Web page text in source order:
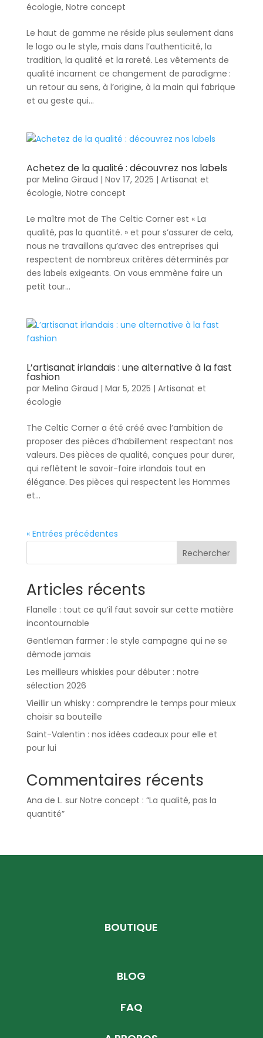
écologie, Notre concept
Le haut de gamme ne réside plus seulement dans
le logo ou le style, mais dans l’authenticité, la
tradition, la qualité et la rareté. Les vêtements de
qualité incarnent ce changement de paradigme :
un retour au sens, à l’origine, à la main qui fabrique
et au geste qui...
Achetez de la qualité : découvrez nos labels
par Melina Giraud | Nov 17, 2025 | Artisanat et
écologie, Notre concept
Le maître mot de The Celtic Corner est « La
qualité, pas la quantité. » et pour s’assurer de cela,
nous ne travaillons qu’avec des entreprises qui
respectent de nombreux critères déterminés par
des labels exigeants. On vous emmène faire un
petit tour...
L’artisanat irlandais : une alternative à la fast
fashion
par Melina Giraud | Mar 5, 2025 | Artisanat et
écologie
The Celtic Corner a été créé avec l’ambition de
proposer des pièces d’habillement respectant nos
valeurs. Des pièces de qualité, conçues pour durer,
qui reflètent le savoir-faire irlandais tout en
élégance. Des pièces qui respectent les Hommes
et...
« Entrées précédentes
Rechercher
Articles récents
Flanelle : tout ce qu’il faut savoir sur cette matière
incontournable
Gentleman farmer : le style campagne qui ne se
démode jamais
Les meilleurs whiskies pour débuter : notre
sélection 2026
Vieillir un whisky : comprendre le temps pour mieux
choisir sa bouteille
Saint-Valentin : nos idées cadeaux pour elle et
pour lui
Commentaires récents
Ana de L. sur Notre concept : “La qualité, pas la
quantité”
BOUTIQUE
BLOG
FAQ